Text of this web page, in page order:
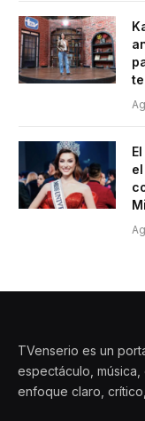
TVenserio es un
espectáculo,
enfoque claro,